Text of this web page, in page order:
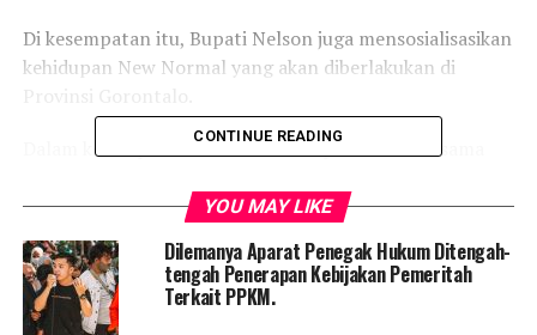
Di kesempatan itu, Bupati Nelson juga mensosialisasikan
kehidupan New Normal yang akan diberlakukan di
Dalam kesempatan itu Nelson tampak bersama-sama
Hadijah U Tayeb, Kadis Kesehatan, dan Kadis
Perhubungan Kabupaten Gorontalo dengan
menggunakan Kapal Perang KAL milik TNI-AL. Di lokasi
juga tampak hadir Walikota dan Wakil Walikota
Gorontalo.
CONTINUE READING
YOU MAY LIKE
Dilemanya Aparat Penegak Hukum Ditengah-
tengah Penerapan Kebijakan Pemeritah
Terkait PPKM.